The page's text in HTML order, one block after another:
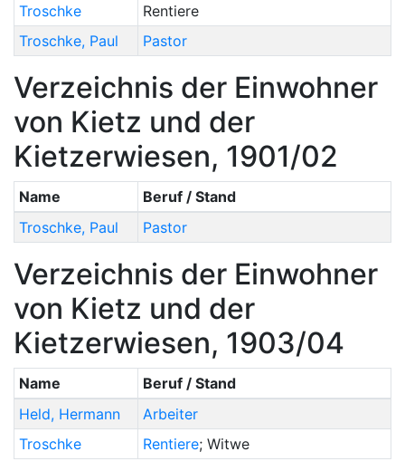
Troschke
Rentiere
Troschke, Paul Pastor
Verzeichnis der Einwohner
von Kietz und der
Kietzerwiesen, 1901/02
Name
Beruf / Stand
Troschke, Paul Pastor
Verzeichnis der Einwohner
von Kietz und der
Kietzerwiesen, 1903/04
Name
Beruf / Stand
Held, Hermann
Arbeiter
Troschke
Rentiere; Witwe